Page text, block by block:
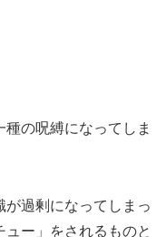
の呪縛になってしま
が過剰になってしまっ
ー」をされるものと